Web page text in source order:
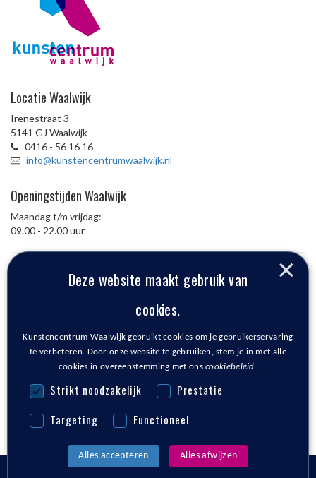
Locatie Waalwijk
Irenestraat 3
5141 GJ Waalwijk
0416 - 56 16 16
info@kunstencentrumwaalwijk.nl
Openingstijden Waalwijk
Maandag t/m vrijdag:
09.00 - 22.00 uur
Schoolstraat 19
5165 TR Waspik
Locatie Kaatsheuvel
Anton Pieckplein 1
×
Deze website maakt gebruik van
cookies.
Kunstencentrum Waalwijk gebruikt cookies om je gebruikerservaring
te verbeteren. Door onze website te gebruiken, stem je in met alle
cookies in overeenstemming met onscookiebeleid
strikt noodzakelijk
prestatie
targeting
functioneel
alles accepteren alles afwijzen